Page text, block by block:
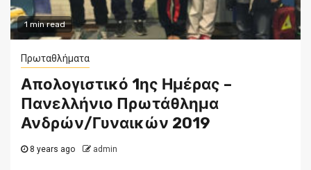
1 min read
Πρωταθλήματα
Απολογιστικό 1ης Ημέρας –
Πανελλήνιο Πρωτάθλημα
Ανδρών/Γυναικών 2019
8 years ago admin